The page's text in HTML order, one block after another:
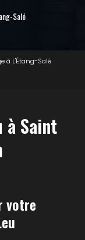
Salé
à L'Étang-Salé
à Saint
votre